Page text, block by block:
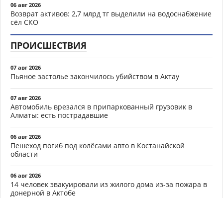
06 авг 2026
Возврат активов: 2,7 млрд тг выделили на водоснабжение
сёл СКО
ПРОИСШЕСТВИЯ
07 авг 2026
Пьяное застолье закончилось убийством в Актау
07 авг 2026
Автомобиль врезался в припаркованный грузовик в
Алматы: есть пострадавшие
06 авг 2026
Пешеход погиб под колёсами авто в Костанайской
области
06 авг 2026
14 человек эвакуировали из жилого дома из-за пожара в
донерной в Актобе